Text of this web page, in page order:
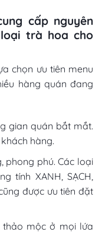
cấp nguyên
trà hoa cho
chọn ưu tiên menu
hàng quán đang
gian quán bắt mắt.
hàng.
phong phú. Các loại
tính XANH, SẠCH,
được ưu tiên đặt
mộc ở mọi lứa